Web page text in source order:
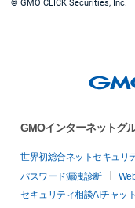
© GMO CLICK Securities, Inc.
GMOインターネットグ
世界初総合ネットセキュリ
パスワード漏洩診断
セキュリティ相談AIチャッ